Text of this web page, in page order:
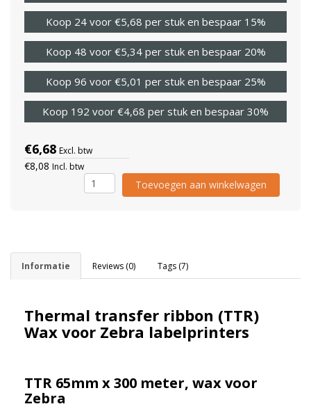
Koop 24 voor €5,68 per stuk en bespaar 15%
Koop 48 voor €5,34 per stuk en bespaar 20%
Koop 96 voor €5,01 per stuk en bespaar 25%
Koop 192 voor €4,68 per stuk en bespaar 30%
€6,68 Excl. btw
€8,08 Incl. btw
Toevoegen aan winkelwagen
Informatie Reviews (0) Tags (7)
Thermal transfer ribbon (TTR)
Wax voor Zebra labelprinters
TTR 65mm x 300 meter, wax voor
Zebra